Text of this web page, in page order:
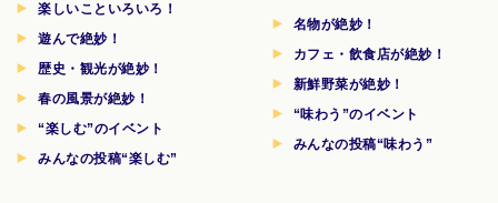
楽しいこといろいろ！
遊んで絶妙！
歴史・観光が絶妙！
春の風景が絶妙！
“楽しむ”のイベント
みんなの投稿“楽しむ”
名物が絶妙！
カフェ・飲食店が絶妙！
新鮮野菜が絶妙！
“味わう”のイベント
みんなの投稿“味わう”